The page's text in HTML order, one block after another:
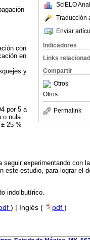
SciELO
Traducción
Enviar
Indicadores
Links
Compartir
Otros
Otros
Permalink
con
en
y
por 5 a
o nula
25 %
seguir experimentando con
este estudio, para lograr el
indolbutírico.
) | Inglés ( pdf )